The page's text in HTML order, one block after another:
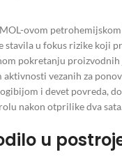
ovom
stavila u fokus rizike koji
pokretanju proizvodnih
aktivnosti vezanih za
i devet povreda,
nakon otprilike dva sata.
u